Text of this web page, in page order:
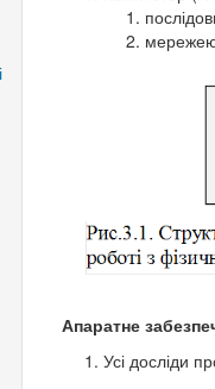
Апаратне
Усі досліди